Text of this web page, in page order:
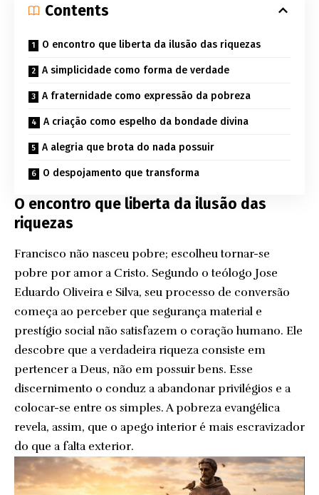
Contents
O encontro que liberta da ilusão das riquezas
A simplicidade como forma de verdade
A fraternidade como expressão da pobreza
A criação como espelho da bondade divina
A alegria que brota do nada possuir
O despojamento que transforma
O encontro que liberta da ilusão das
riquezas
Francisco não nasceu pobre; escolheu tornar-se
pobre por amor a Cristo. Segundo o teólogo Jose
Eduardo Oliveira e Silva, seu processo de conversão
começa ao perceber que segurança material e
prestígio social não satisfazem o coração humano. Ele
descobre que a verdadeira riqueza consiste em
pertencer a Deus, não em possuir bens. Esse
discernimento o conduz a abandonar privilégios e a
colocar-se entre os simples. A pobreza evangélica
revela, assim, que o apego interior é mais escravizador
do que a falta exterior.